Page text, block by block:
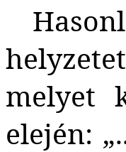
melyet
elején: